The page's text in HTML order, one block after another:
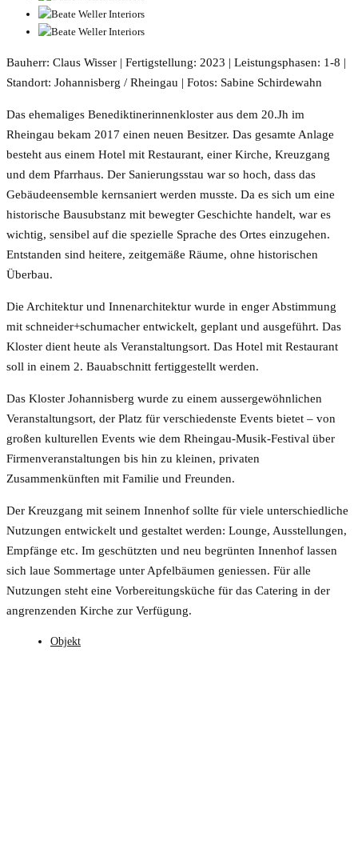
Bauherr: Claus Wisser | Fertigstellung: 2023 | Leistungsphasen: 1-8 |
Standort: Johannisberg / Rheingau | Fotos: Sabine Schirdewahn
Das ehemaliges Benediktinerinnenkloster aus dem 20.Jh im
Rheingau bekam 2017 einen neuen Besitzer. Das gesamte Anlage
besteht aus einem Hotel mit Restaurant, einer Kirche, Kreuzgang
und dem Pfarrhaus. Der Sanierungsstau war so hoch, dass das
Gebäudeensemble kernsaniert werden musste. Da es sich um eine
historische Bausubstanz mit bewegter Geschichte handelt, war es
wichtig, sensibel auf die spezielle Sprache des Ortes einzugehen.
Entstanden sind heitere, zeitgemäße Räume, ohne historischen
Überbau.
Die Architektur und Innenarchitektur wurde in enger Abstimmung
mit schneider+schumacher entwickelt, geplant und ausgeführt. Das
Kloster dient heute als Veranstaltungsort. Das Hotel mit Restaurant
soll in einem 2. Bauabschnitt fertiggestellt werden.
Das Kloster Johannisberg wurde zu einem aussergewöhnlichen
Veranstaltungsort, der Platz für verschiedenste Events bietet – von
großen kulturellen Events wie dem Rheingau-Musik-Festival über
Firmenveranstaltungen bis hin zu kleinen, privaten
Zusammenkünften mit Familie und Freunden.
Der Kreuzgang mit seinem Innenhof sollte für viele unterschiedliche
Nutzungen entwickelt und gestaltet werden: Lounge, Ausstellungen,
Empfänge etc. Im geschützten und neu begrünten Innenhof lassen
sich laue Sommertage unter Apfelbäumen geniessen. Für alle
Nutzungen steht eine Vorbereitungsküche für das Catering in der
angrenzenden Kirche zur Verfügung.
Objekt